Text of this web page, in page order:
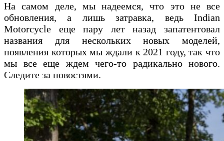
На самом деле, мы надеемся, что это не все
обновления, а лишь затравка, ведь Indian
Motorcycle еще пару лет назад запатентовал
названия для нескольких новых моделей,
появления которых мы ждали к 2021 году, так что
мы все еще ждем чего-то радикально нового.
Следите за новостями.